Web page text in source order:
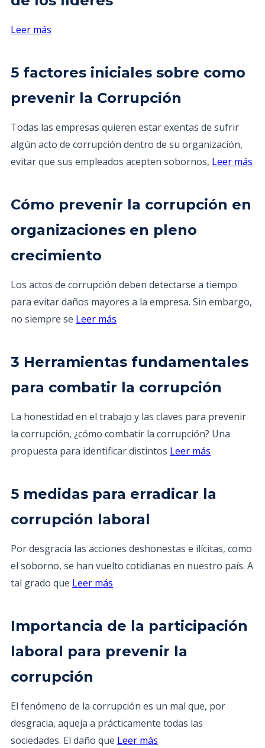
Leer más
5 factores iniciales sobre como
prevenir la Corrupción
Todas las empresas quieren estar exentas de sufrir
algún acto de corrupción dentro de su organización,
evitar que sus empleados acepten sobornos, Leer más
Cómo prevenir la corrupción en
organizaciones en pleno
crecimiento
Los actos de corrupción deben detectarse a tiempo
para evitar daños mayores a la empresa. Sin embargo,
no siempre se Leer más
3 Herramientas fundamentales
para combatir la corrupción
La honestidad en el trabajo y las claves para prevenir
la corrupción, ¿cómo combatir la corrupción? Una
propuesta para identificar distintos Leer más
5 medidas para erradicar la
corrupción laboral
Por desgracia las acciones deshonestas e ilícitas, como
el soborno, se han vuelto cotidianas en nuestro país. A
tal grado que Leer más
Importancia de la participación
laboral para prevenir la
corrupción
El fenómeno de la corrupción es un mal que, por
desgracia, aqueja a prácticamente todas las
sociedades. El daño que Leer más